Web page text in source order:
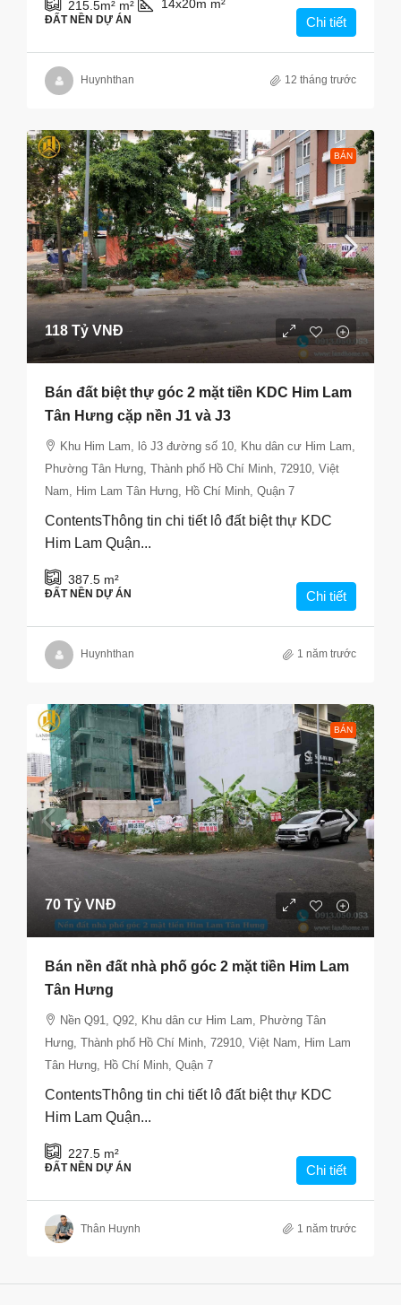
215.5m² m² 14x20m m²
ĐẤT NỀN DỰ ÁN Chi tiết
Huynhthan 12 tháng trước
BÁN
118 Tỷ VNĐ
Bán đất biệt thự góc 2 mặt tiền KDC Him Lam
Tân Hưng cặp nền J1 và J3
Khu Him Lam, lô J3 đường số 10, Khu dân cư Him Lam,
Phường Tân Hưng, Thành phố Hồ Chí Minh, 72910, Việt
Nam, Him Lam Tân Hưng, Hồ Chí Minh, Quận 7
ContentsThông tin chi tiết lô đất biệt thự KDC
Him Lam Quận...
387.5 m²
ĐẤT NỀN DỰ ÁN Chi tiết
Huynhthan 1 năm trước
BÁN
70 Tỷ VNĐ
Bán nền đất nhà phố góc 2 mặt tiền Him Lam
Tân Hưng
Nền Q91, Q92, Khu dân cư Him Lam, Phường Tân
Hưng, Thành phố Hồ Chí Minh, 72910, Việt Nam, Him Lam
Tân Hưng, Hồ Chí Minh, Quận 7
ContentsThông tin chi tiết lô đất biệt thự KDC
Him Lam Quận...
227.5 m²
ĐẤT NỀN DỰ ÁN Chi tiết
Thân Huynh 1 năm trước